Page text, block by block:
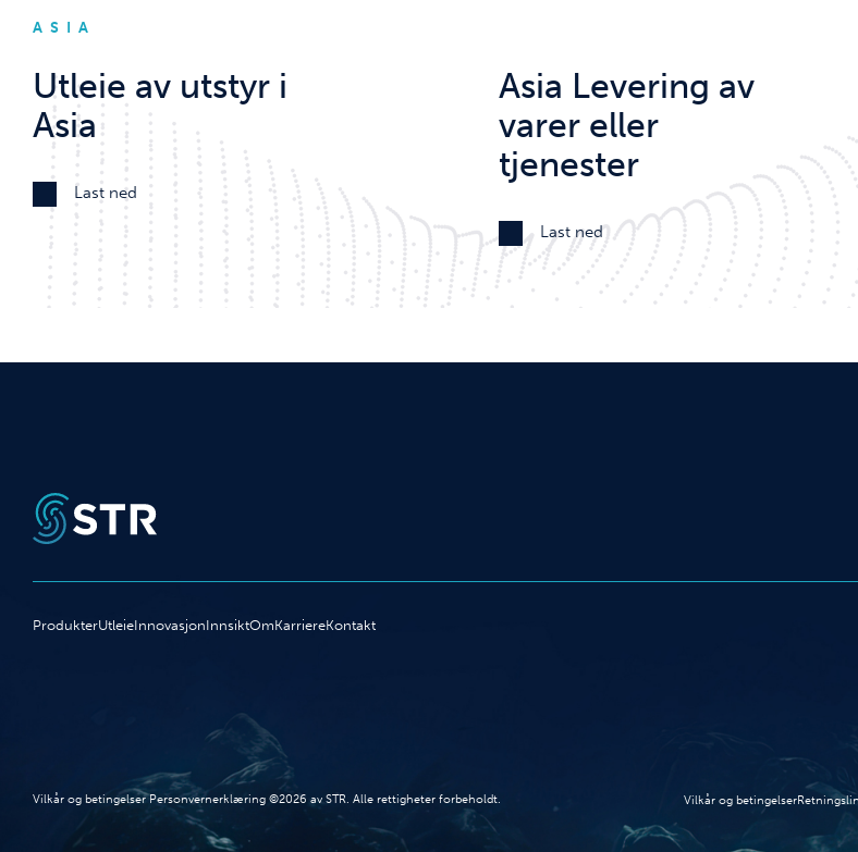
ASIA
Utleie av utstyr i
Asia
Last ned
Asia Levering av
varer eller
tjenester
Last ned
ProdukterUtleieInnovasjonInnsiktOmKarriereKontakt
Vilkår og betingelser Personvernerklæring ©2026 av STR. Alle rettigheter forbeholdt. Vilkår og betingelser